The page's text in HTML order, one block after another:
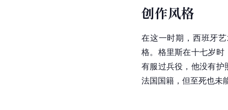
创作风格
在这一时期，西班牙
格。格里斯在十七岁时
有服过兵役，他没有
法国国籍，但至死也未